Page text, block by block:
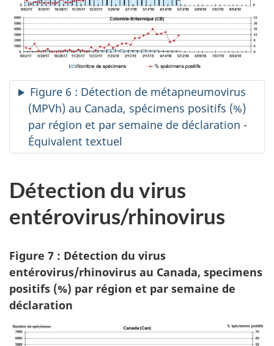
Figure 6 : Détection de métapneumovirus
(MPVh) au Canada, spécimens positifs (%)
par région et par semaine de déclaration -
Équivalent textuel
Détection du virus
entérovirus/rhinovirus
Figure 7 : Détection du virus
entérovirus/rhinovirus au Canada, specimens
positifs (%) par région et par semaine de
déclaration